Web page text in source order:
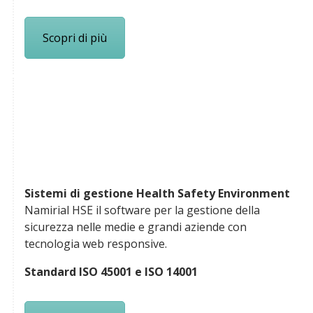
Scopri di più
Sistemi di gestione Health Safety Environment
Namirial HSE il software per la gestione della
sicurezza nelle medie e grandi aziende con
tecnologia web responsive.
Standard ISO 45001 e ISO 14001